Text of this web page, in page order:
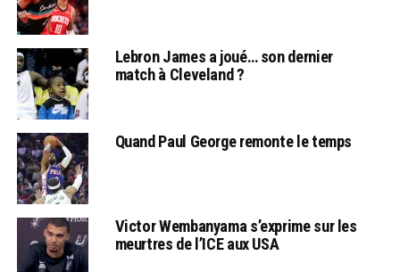
Lebron James a joué… son dernier
match à Cleveland ?
Quand Paul George remonte le temps
Victor Wembanyama s’exprime sur les
meurtres de l’ICE aux USA